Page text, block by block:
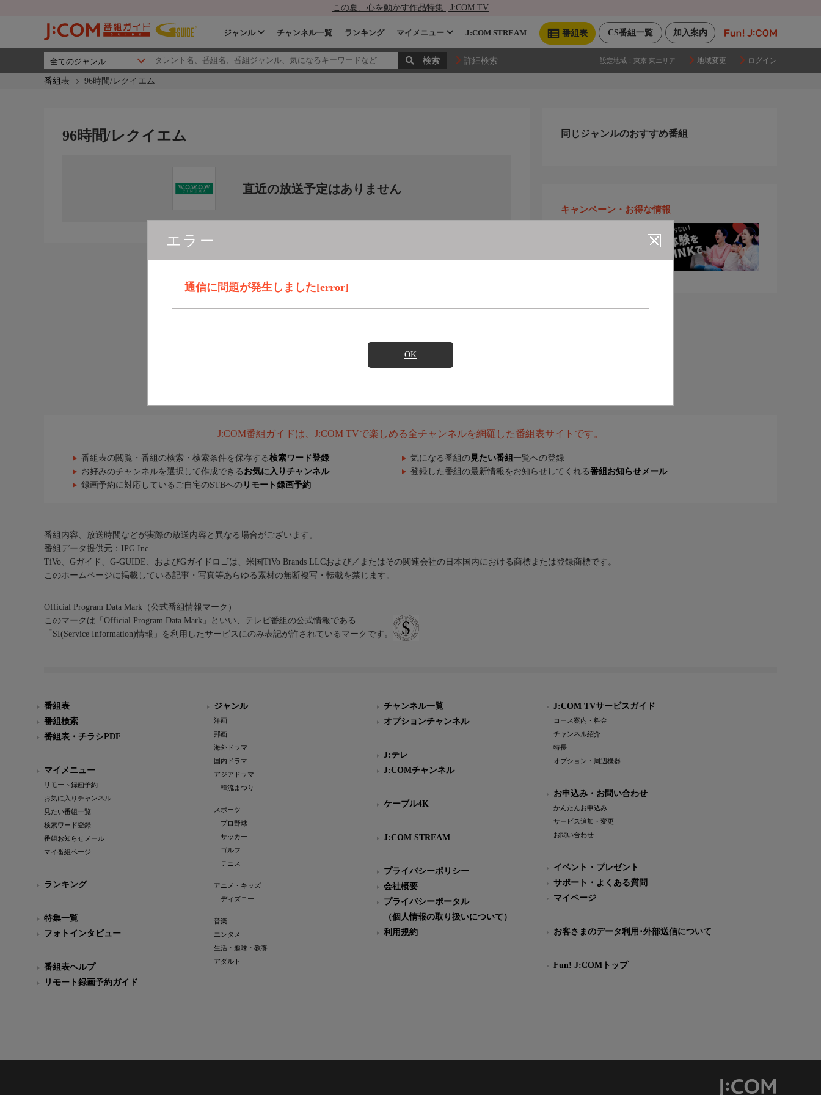
この夏、心を動かす作品特集 | J:COM TV
加入案内
CS番組一覧
番組表
ジャンル チャンネル一覧 ランキング マイメニュー J:COM STREAM
詳細検索 設定地域： 東京 東エリア 地域変更 ログイン
番組表 96時間/レクイエム
エラー
通信に問題が発生しました[error]
OK
96時間/レクイエム
直近の放送予定はありません
同じジャンルのおすすめ番組
キャンペーン・お得な情報
J:COM番組ガイドは、J:COM TVで楽しめる全チャンネルを網羅した番組表サイトです。
番組表の閲覧・番組の検索・検索条件を保存する検索ワード登録 気になる番組の 見たい番組 一覧への登録
お好みのチャンネルを選択して作成できる お気に入りチャンネル 登録した番組の最新情報をお知らせしてくれる番組お知らせメール
録画予約に対応しているご自宅のSTBへの リモート録画予約
番組内容、放送時間などが実際の放送内容と異なる場合がございます。
番組データ提供元：IPG Inc.
TiVo、Gガイド、G-GUIDE、およびGガイドロゴは、米国TiVo Brands LLCおよび／またはその関連会社の日本国内における商標または登録商標です。
このホームページに掲載している記事・写真等あらゆる素材の無断複写・転載を禁じます。
Official Program Data Mark（公式番組情報マーク）
このマークは「Official Program Data Mark」といい、テレビ番組の公式情報である
「SI(Service Information)情報」を利用したサービスにのみ表記が許されているマークです。
番組表
番組検索
番組表・チラシPDF
マイメニュー
リモート録画予約
お気に入りチャンネル
見たい番組一覧
検索ワード登録
番組お知らせメール
マイ番組ページ
ランキング
特集一覧
フォトインタビュー
番組表ヘルプ
リモート録画予約ガイド
ジャンル
洋画
邦画
海外ドラマ
国内ドラマ
アジアドラマ
韓流まつり
スポーツ
プロ野球
サッカー
ゴルフ
テニス
アニメ・キッズ
ディズニー
音楽
エンタメ
生活・趣味・教養
アダルト
チャンネル一覧
オプションチャンネル
J:テレ
J:COMチャンネル
ケーブル4K
J:COM STREAM
プライバシーポリシー
会社概要
プライバシーポータル
（個人情報の取り扱いについて）
利用規約
J:COM TVサービスガイド
コース案内・料金
チャンネル紹介
特長
オプション・周辺機器
お申込み・お問い合わせ
かんたんお申込み
サービス追加・変更
お問い合わせ
イベント・プレゼント
サポート・よくある質問
マイページ
お客さまのデータ利用･外部送信について
Fun! J:COMトップ